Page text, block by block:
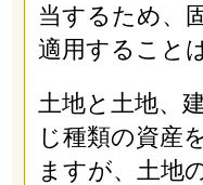
当するため、
適用すること
土地と土地、
じ種類の資産
ますが、土地